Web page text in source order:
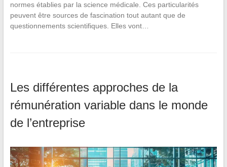
normes établies par la science médicale. Ces particularités
peuvent être sources de fascination tout autant que de
questionnements scientifiques. Elles vont…
Les différentes approches de la
rémunération variable dans le monde
de l’entreprise